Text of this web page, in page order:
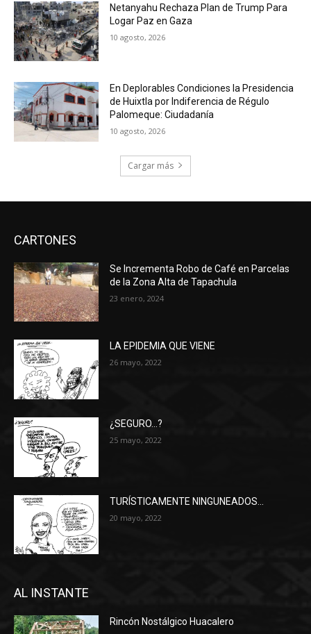
Netanyahu Rechaza Plan de Trump Para
Logar Paz en Gaza
10 agosto, 2026
En Deplorables Condiciones la Presidencia
de Huixtla por Indiferencia de Régulo
Palomeque: Ciudadanía
10 agosto, 2026
Cargar más
CARTONES
Se Incrementa Robo de Café en Parcelas
de la Zona Alta de Tapachula
23 enero, 2024
LA EPIDEMIA QUE VIENE
26 mayo, 2022
¿SEGURO…?
25 mayo, 2022
TURÍSTICAMENTE NINGUNEADOS…
20 mayo, 2022
AL INSTANTE
Rincón Nostálgico Huacalero